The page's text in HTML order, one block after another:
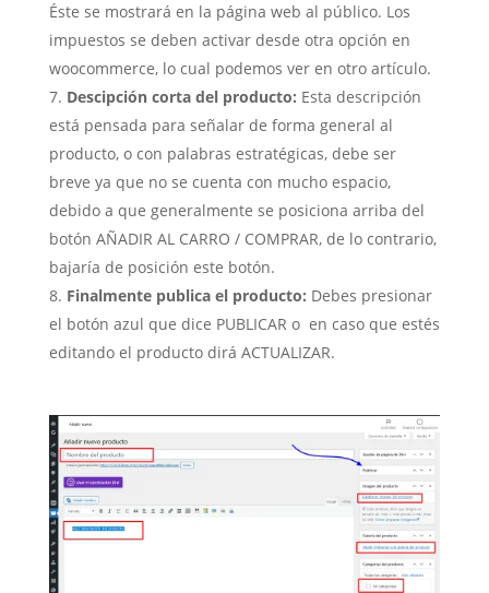
Éste se mostrará en la página web al público. Los
impuestos se deben activar desde otra opción en
woocommerce, lo cual podemos ver en otro artículo.
Descipción corta del producto: Esta descripción
está pensada para señalar de forma general al
producto, o con palabras estratégicas, debe ser
breve ya que no se cuenta con mucho espacio,
debido a que generalmente se posiciona arriba del
botón AÑADIR AL CARRO / COMPRAR, de lo contrario,
bajaría de posición este botón.
Finalmente publica el producto: Debes presionar
el botón azul que dice PUBLICAR o en caso que estés
editando el producto dirá ACTUALIZAR.